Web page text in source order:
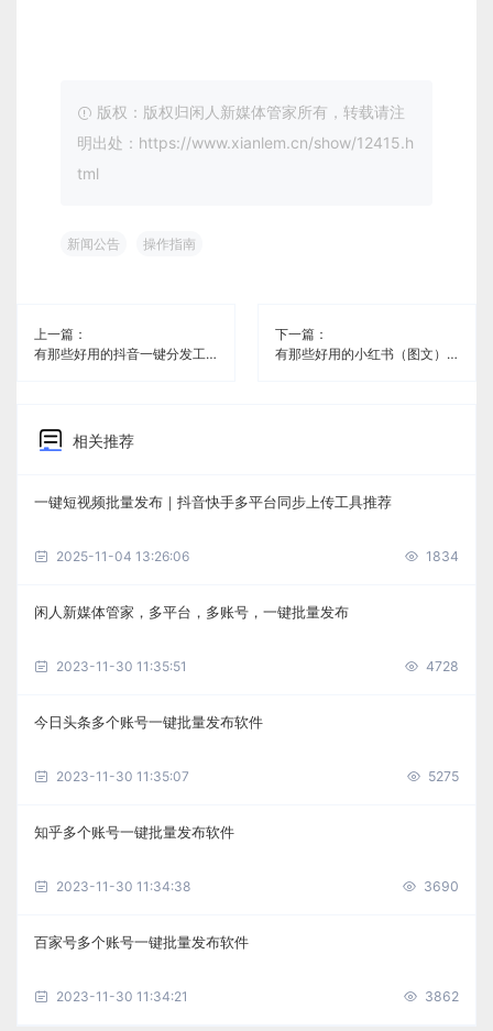
版权：版权归闲人新媒体管家所有，转载请注
明出处：https://www.xianlem.cn/show/12415.h
tml
新闻公告 操作指南
上一篇：
有那些好用的抖音一键分发工具《闲人新媒体管家》
下一篇：
有那些好用的小红书（图文）一键分发工具《闲人新媒体管家》
相关推荐
一键短视频批量发布｜抖音快手多平台同步上传工具推荐
2025-11-04 13:26:06 1834
闲人新媒体管家，多平台，多账号，一键批量发布
2023-11-30 11:35:51 4728
今日头条多个账号一键批量发布软件
2023-11-30 11:35:07 5275
知乎多个账号一键批量发布软件
2023-11-30 11:34:38 3690
百家号多个账号一键批量发布软件
2023-11-30 11:34:21 3862